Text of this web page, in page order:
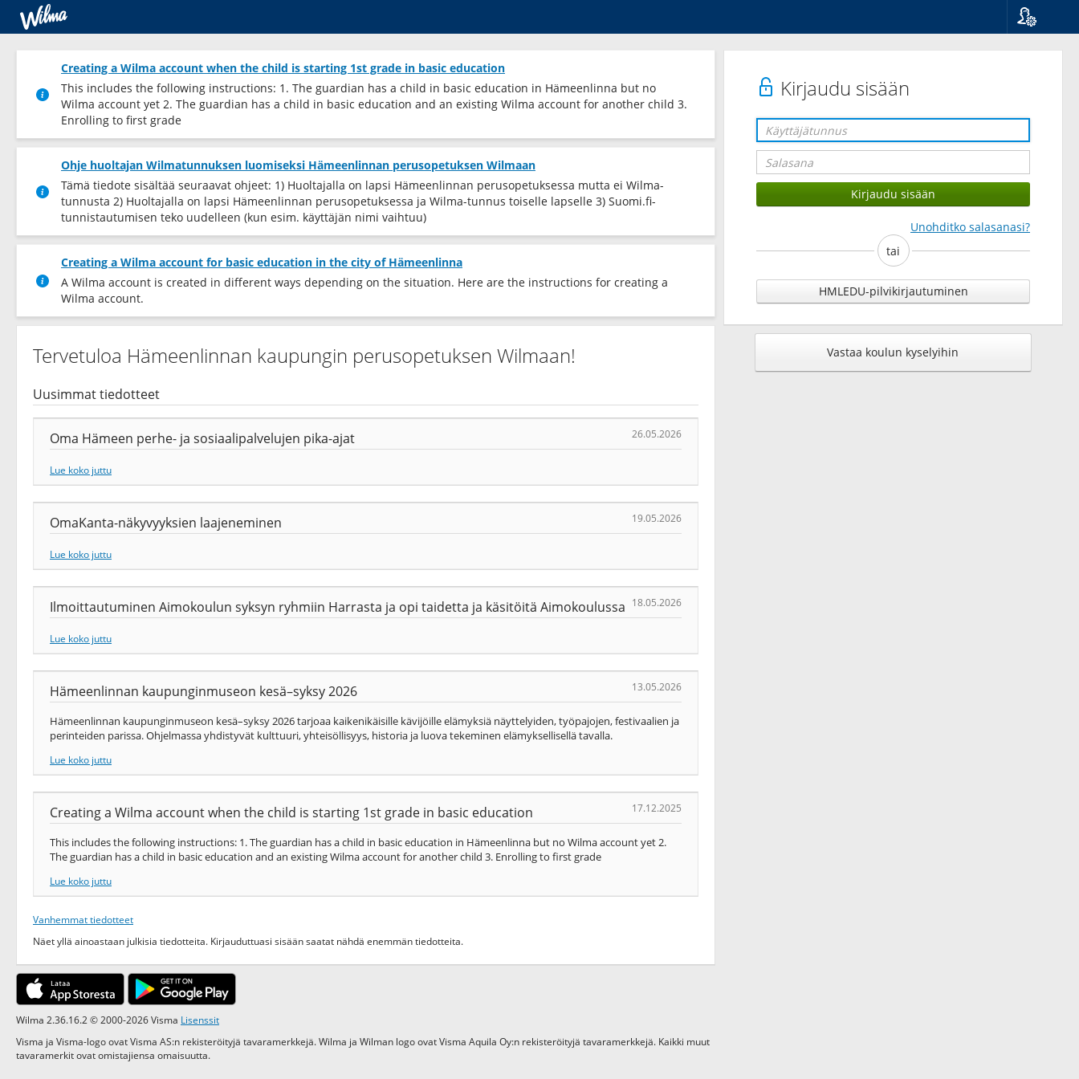
Kirjaudu sisään
Unohditko salasanasi?
tai
HMLEDU-pilvikirjautuminen
Vastaa koulun kyselyihin
Creating a Wilma account when the child is starting 1st grade in basic education
This includes the following instructions: 1. The guardian has a child in basic education in Hämeenlinna but no
Wilma account yet 2. The guardian has a child in basic education and an existing Wilma account for another child 3.
Enrolling to first grade
Ohje huoltajan Wilmatunnuksen luomiseksi Hämeenlinnan perusopetuksen Wilmaan
Tämä tiedote sisältää seuraavat ohjeet: 1) Huoltajalla on lapsi Hämeenlinnan perusopetuksessa mutta ei Wilma-
tunnusta 2) Huoltajalla on lapsi Hämeenlinnan perusopetuksessa ja Wilma-tunnus toiselle lapselle 3) Suomi.fi-
tunnistautumisen teko uudelleen (kun esim. käyttäjän nimi vaihtuu)
Creating a Wilma account for basic education in the city of Hämeenlinna
A Wilma account is created in different ways depending on the situation. Here are the instructions for creating a
Wilma account.
Tervetuloa Hämeenlinnan kaupungin perusopetuksen Wilmaan!
Uusimmat tiedotteet
Oma Hämeen perhe- ja sosiaalipalvelujen pika-ajat 26.05.2026
Lue koko juttu
OmaKanta-näkyvyyksien laajeneminen 19.05.2026
Lue koko juttu
Ilmoittautuminen Aimokoulun syksyn ryhmiin Harrasta ja opi taidetta ja käsitöitä Aimokoulussa 18.05.2026
Lue koko juttu
Hämeenlinnan kaupunginmuseon kesä–syksy 2026 13.05.2026
Hämeenlinnan kaupunginmuseon kesä–syksy 2026 tarjoaa kaikenikäisille kävijöille elämyksiä näyttelyiden, työpajojen, festivaalien ja
perinteiden parissa. Ohjelmassa yhdistyvät kulttuuri, yhteisöllisyys, historia ja luova tekeminen elämyksellisellä tavalla.
Lue koko juttu
Creating a Wilma account when the child is starting 1st grade in basic education 17.12.2025
This includes the following instructions: 1. The guardian has a child in basic education in Hämeenlinna but no Wilma account yet 2.
The guardian has a child in basic education and an existing Wilma account for another child 3. Enrolling to first grade
Lue koko juttu
Vanhemmat tiedotteet
Näet yllä ainoastaan julkisia tiedotteita. Kirjauduttuasi sisään saatat nähdä enemmän tiedotteita.
Wilma 2.36.16.2 © 2000-2026 Visma Lisenssit
Visma ja Visma-logo ovat Visma AS:n rekisteröityjä tavaramerkkejä. Wilma ja Wilman logo ovat Visma Aquila Oy:n rekisteröityjä tavaramerkkejä. Kaikki muut
tavaramerkit ovat omistajiensa omaisuutta.